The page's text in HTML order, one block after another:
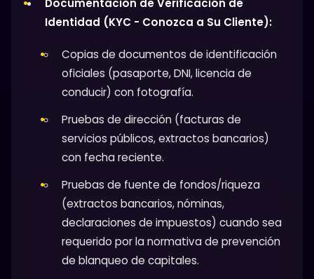
Identidad (KYC - Conozca a Su Cliente):
Copias de documentos de identificación
oficiales (pasaporte, DNI, licencia de
conducir) con fotografía.
Pruebas de dirección (facturas de
servicios públicos, extractos bancarios)
con fecha reciente.
Pruebas de fuente de fondos/riqueza
(extractos bancarios, nóminas,
declaraciones de impuestos) cuando sea
requerido por la normativa de prevención
de blanqueo de capitales.